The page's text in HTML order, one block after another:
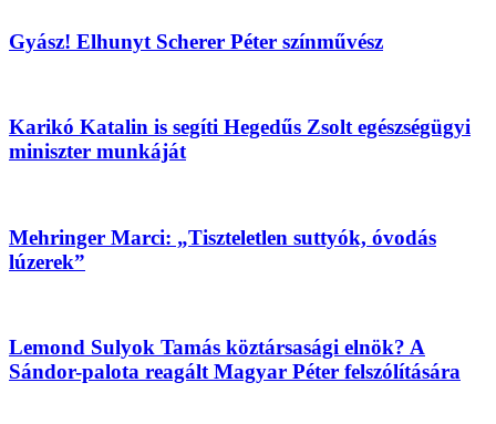
Gyász! Elhunyt Scherer Péter színművész
Karikó Katalin is segíti Hegedűs Zsolt egészségügyi
miniszter munkáját
Mehringer Marci: „Tiszteletlen suttyók, óvodás
lúzerek”
Lemond Sulyok Tamás köztársasági elnök? A
Sándor-palota reagált Magyar Péter felszólítására